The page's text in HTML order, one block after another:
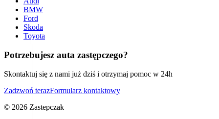
BMW
Ford
Skoda
Toyota
Potrzebujesz auta zastępczego?
Skontaktuj się z nami już dziś i otrzymaj pomoc w 24h
Zadzwoń terazFormularz kontaktowy
© 2026 Zastepczak